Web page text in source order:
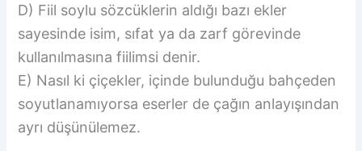
D) Fiil soylu sözcüklerin aldığı bazı ekler
sayesinde isim, sıfat ya da zarf görevinde
kullanılmasına fiilimsi denir.
E) Nasıl ki çiçekler, içinde bulunduğu bahçeden
soyutlanamıyorsa eserler de çağın anlayışından
ayrı düşünülemez.